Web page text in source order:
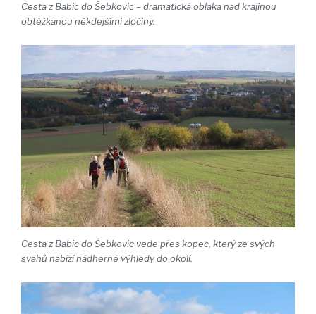
Cesta z Babic do Šebkovic – dramatická oblaka nad krajinou
obtěžkanou někdejšími zločiny.
Cesta z Babic do Šebkovic vede přes kopec, který ze svých
svahů nabízí nádherné výhledy do okolí.